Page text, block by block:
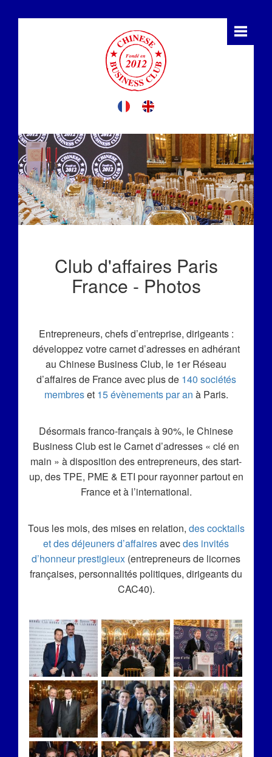
Club d'affaires Paris
France - Photos
Entrepreneurs, chefs d’entreprise, dirigeants :
développez votre carnet d’adresses en adhérant
au Chinese Business Club, le 1er Réseau
d’affaires de France avec plus de 140 sociétés
membreset 15 évènements par an à Paris.
Désormais franco-français à 90%, le Chinese
Business Club est le Carnet d’adresses « clé en
main » à disposition des entrepreneurs, des start-
up, des TPE, PME & ETI pour rayonner partout en
France et à l’international.
Tous les mois, des mises en relation, des cocktails
et des déjeuners d’affairesavecdes invités
d’honneur prestigieux (entrepreneurs de licornes
françaises, personnalités politiques, dirigeants du
CAC40).